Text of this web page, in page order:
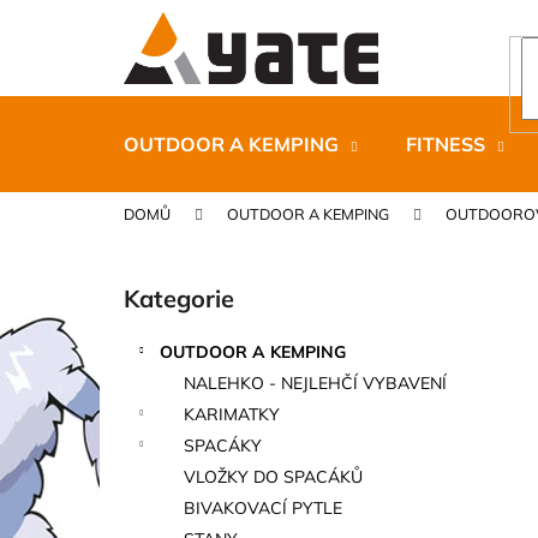
OUTDOOR A KEMPING FITNESS
DOMŮ OUTDOOR A KEMPING
r
a
n
Přeskočit
kategorie
Kategorie
OUTDOOR A KEMPING
NALEHKO - NEJLEHČÍ VYBAVENÍ
KARIMATKY
SPACÁKY
VLOŽKY DO SPACÁKŮ
BIVAKOVACÍ PYTLE
í
do
do
CARNOSPORT GEL 100 ML
899 Kč